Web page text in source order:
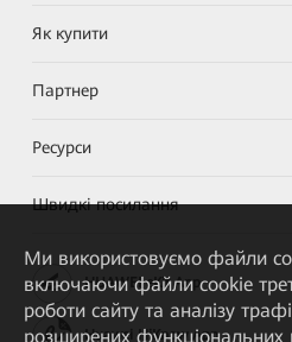
Як купити
Партнер
Ресурси
Швидкі посилання
HUAWEI eKit App
Huawei HiKnow App
Ми використовуємо файли
включаючи файли cookie
роботи сайту та аналізу
розширених функціональних